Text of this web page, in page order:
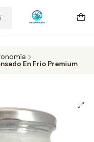
Envío GRATIS mismo
desde CLP 39.900.
hasta 14 hrs.
En Frio Premium